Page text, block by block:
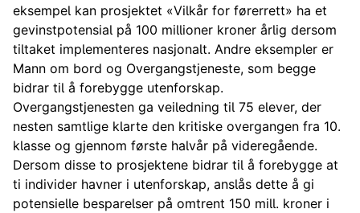
eksempel kan prosjektet «Vilkår for førerrett» ha et
gevinstpotensial på 100 millioner kroner årlig dersom
tiltaket implementeres nasjonalt. Andre eksempler er
Mann om bord og Overgangstjeneste, som begge
bidrar til å forebygge utenforskap.
Overgangstjenesten ga veiledning til 75 elever, der
nesten samtlige klarte den kritiske overgangen fra 10.
klasse og gjennom første halvår på videregående.
Dersom disse to prosjektene bidrar til å forebygge at
ti individer havner i utenforskap, anslås dette å gi
potensielle besparelser på omtrent 150 mill. kroner i